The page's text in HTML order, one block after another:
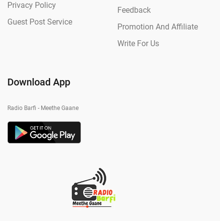
Privacy Policy
Guest Post Service
Feedback
Promotion And Affiliate
Write For Us
Download App
Radio Barfi - Meethe Gaane